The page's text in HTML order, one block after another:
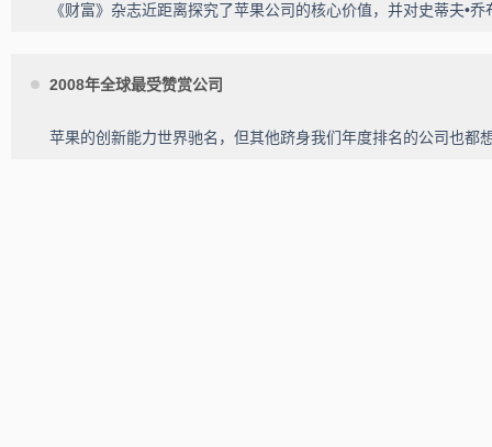
《财富》杂志近距离探究了苹果公司的核心价值，并对史蒂夫•
2008年全球最受赞赏公司
苹果的创新能力世界驰名，但其他跻身我们年度排名的公司也